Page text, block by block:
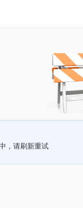
，请刷新重试